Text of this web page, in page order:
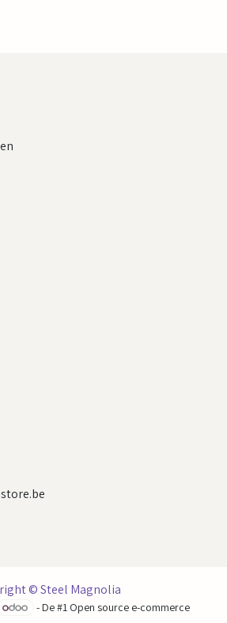
© Steel Magnolia
- De #1 Open source e-commerce